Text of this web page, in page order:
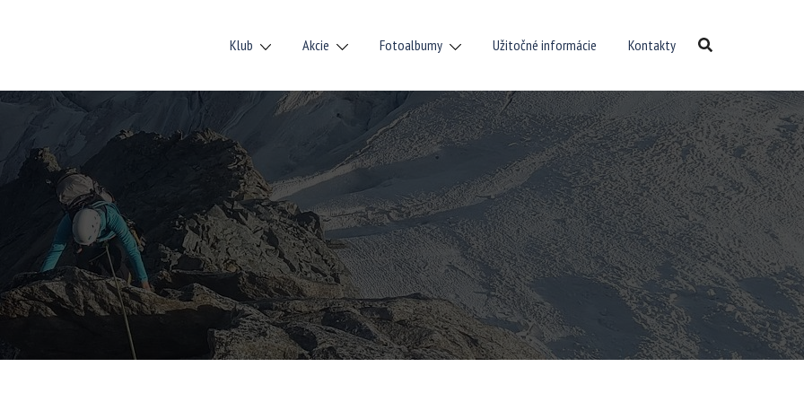
Klub Akcie Fotoalbumy Užitočné informácie Kontakty